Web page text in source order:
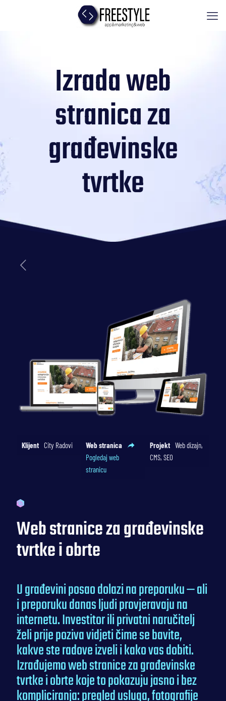
Izrada web
stranica za
građevinske
tvrtke
Klijent City Radovi
Web stranica
Pogledaj web
stranicu
Projekt Web dizajn,
CMS, SEO
Web stranice za građevinske
tvrtke i obrte
U građevini posao dolazi na preporuku — ali
i preporuku danas ljudi provjeravaju na
internetu. Investitor ili privatni naručitelj
želi prije poziva vidjeti čime se bavite,
kakve ste radove izveli i kako vas dobiti.
Izrađujemo web stranice za građevinske
tvrtke i obrte koje to pokazuju jasno i bez
kompliciranja: pregled usluga, fotografije